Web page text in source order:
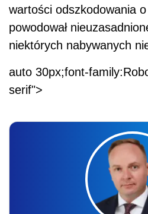
wartości odszkodowania
powodował
niektórych nabywanych
auto 30px;font-
serif">